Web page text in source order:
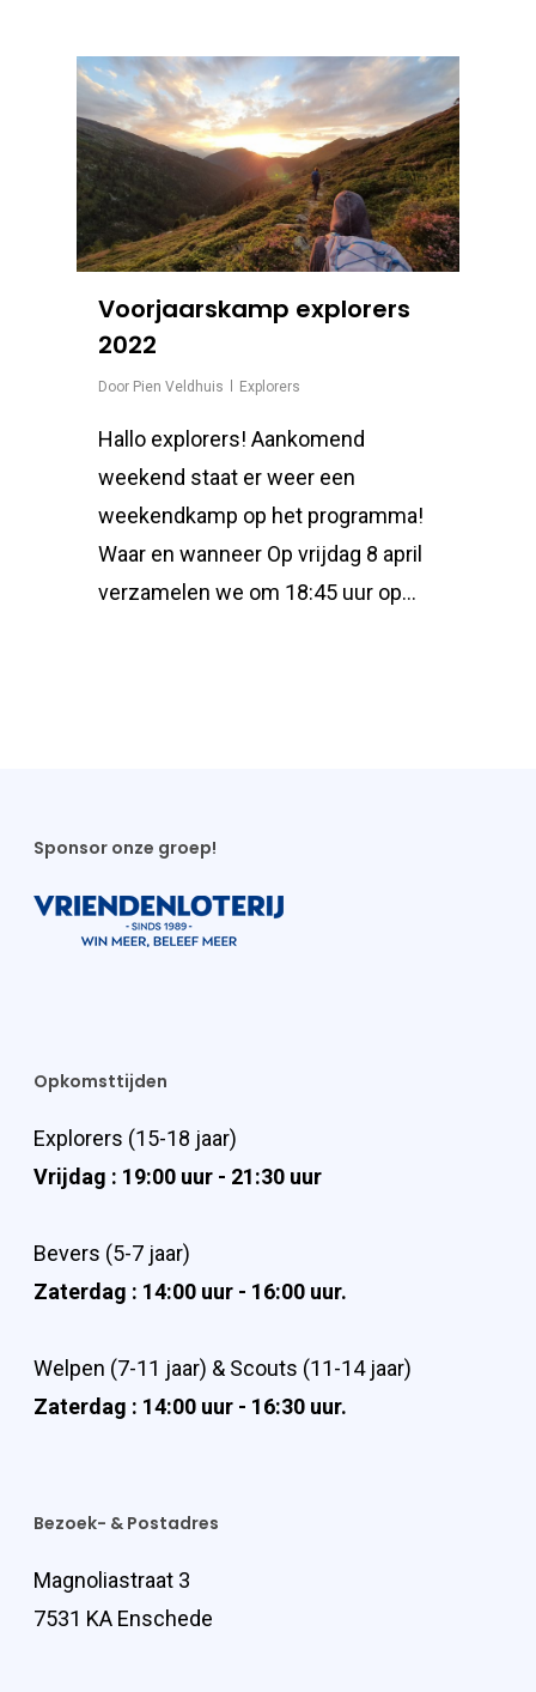
Voorjaarskamp explorers
2022
Door Pien Veldhuis Explorers
Hallo explorers! Aankomend
weekend staat er weer een
weekendkamp op het programma!
Waar en wanneer Op vrijdag 8 april
verzamelen we om 18:45 uur op...
Sponsor onze groep!
Opkomsttijden
Explorers (15-18 jaar)
Vrijdag : 19:00 uur - 21:30 uur
Bevers (5-7 jaar)
Zaterdag : 14:00 uur - 16:00 uur.
Welpen (7-11 jaar) & Scouts (11-14 jaar)
Zaterdag : 14:00 uur - 16:30 uur.
Bezoek- & Postadres
Magnoliastraat 3
7531 KA Enschede